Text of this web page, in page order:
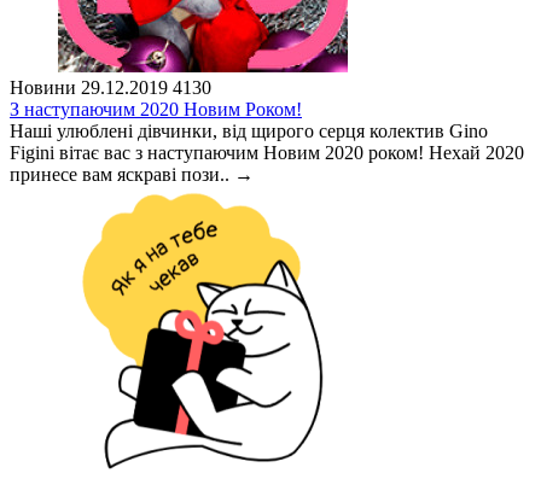
Новини 29.12.2019 4130
З наступаючим 2020 Новим Роком!
Наші улюблені дівчинки, від щирого серця колектив Gino
Figini вітає вас з наступаючим Новим 2020 роком! Нехай 2020
принесе вам яскраві пози.. →